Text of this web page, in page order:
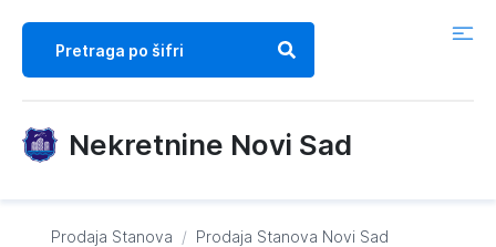
Nekretnine Novi Sad
Prodaja Stanova / Prodaja Stanova Novi Sad